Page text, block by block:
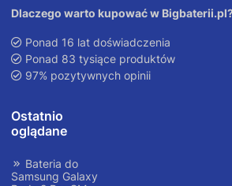
Dlaczego warto kupować w
Ponad 16 lat doświadczenia
Ponad 83 tysiące produktów
97% pozytywnych opinii
Ostatnio
oglądane
Bateria do
Samsung Galaxy